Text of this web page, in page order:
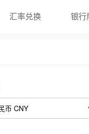
汇率兑换 银行